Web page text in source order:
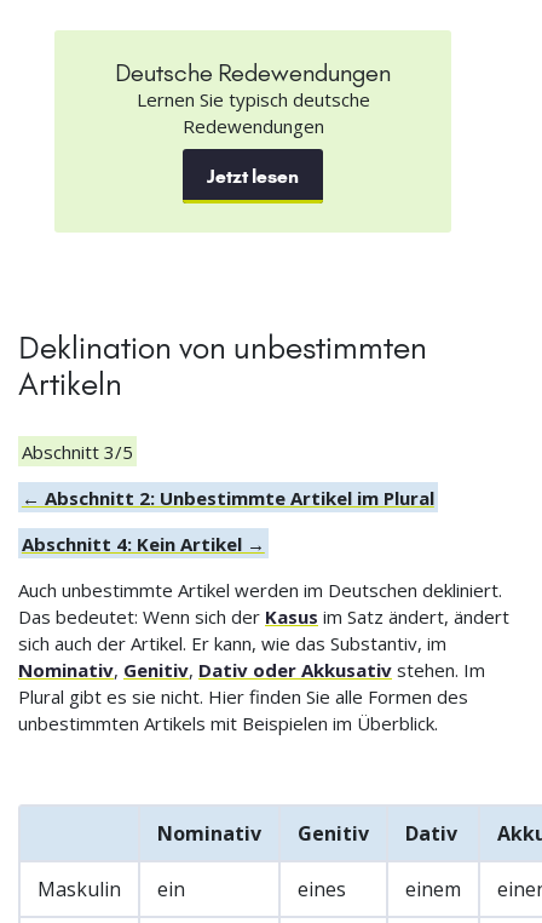
Deutsche Redewendungen
Lernen Sie typisch deutsche
Redewendungen
Jetzt lesen
Deklination von unbestimmten
Artikeln
Abschnitt 3/5
← Abschnitt 2: Unbestimmte Artikel im Plural
Abschnitt 4: Kein Artikel →
Auch unbestimmte Artikel werden im Deutschen dekliniert.
Das bedeutet: Wenn sich der Kasus im Satz ändert, ändert
sich auch der Artikel. Er kann, wie das Substantiv, im
Nominativ, Genitiv, Dativ oder Akkusativ stehen. Im
Plural gibt es sie nicht. Hier finden Sie alle Formen des
unbestimmten Artikels mit Beispielen im Überblick.
Nominativ Genitiv Dativ
Maskulin ein eines einem